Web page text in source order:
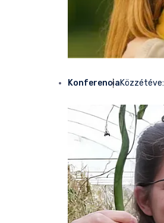
KonferenciaKözzétéve: